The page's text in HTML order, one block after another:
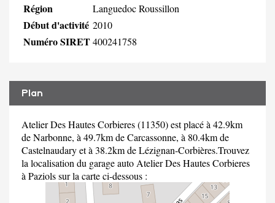
Région Languedoc Roussillon
Début d'activité 2010
Numéro SIRET400241758
Plan
Atelier Des Hautes Corbieres (11350) est placé à 42.9km
de Narbonne, à 49.7km de Carcassonne, à 80.4km de
Castelnaudary et à 38.2km de Lézignan-Corbières.Trouvez
la localisation du garage auto Atelier Des Hautes Corbieres
à Paziols sur la carte ci-dessous :